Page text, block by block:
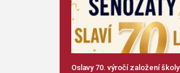
Oslavy 70. výročí založení školy